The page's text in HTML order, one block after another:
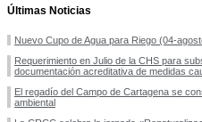
Últimas Noticias
Nuevo Cupo de Agua para Riego (04-
Requerimiento en Julio de la CHS para
documentación acreditativa de medidas
El regadío del Campo de Cartagena se
ambiental